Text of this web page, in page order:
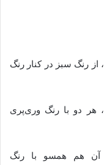
از رنگ سبز در کنار رنگ
هر دو با رنگ وری‌پری
آن هم همسو با رنگ